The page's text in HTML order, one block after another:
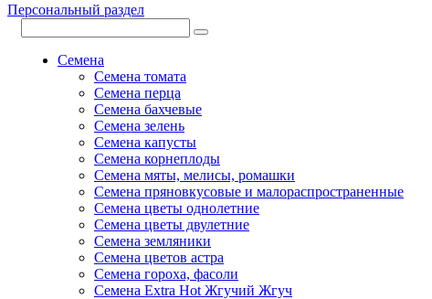
Персональный раздел
Семена
Семена томата
Семена перца
Семена бахчевые
Семена зелень
Семена капусты
Семена корнеплоды
Семена мяты, мелисы, ромашки
Семена пряновкусовые и малораспространенные
Семена цветы однолетние
Семена цветы двулетние
Семена земляники
Семена цветов астра
Семена гороха, фасоли
Семена Extra Hot Жгучий Жгуч